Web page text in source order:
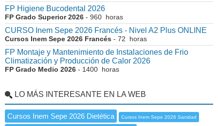
FP Higiene Bucodental 2026
FP Grado Superior 2026 - 960 horas
CURSO Inem Sepe 2026 Francés - Nivel A2 Plus ONLINE
Cursos Inem Sepe 2026 Francés - 72 horas
FP Montaje y Mantenimiento de Instalaciones de Frio
Climatización y Producción de Calor 2026
FP Grado Medio 2026 - 1400 horas
LO MÁS INTERESANTE EN LA WEB
Cursos Inem Sepe 2026 Dietética Cursos Inem Sepe 2026 Sanidad